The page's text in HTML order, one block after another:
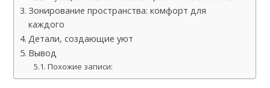
Зонирование пространства: комфорт для
каждого
Детали, создающие уют
Вывод
Похожие записи: